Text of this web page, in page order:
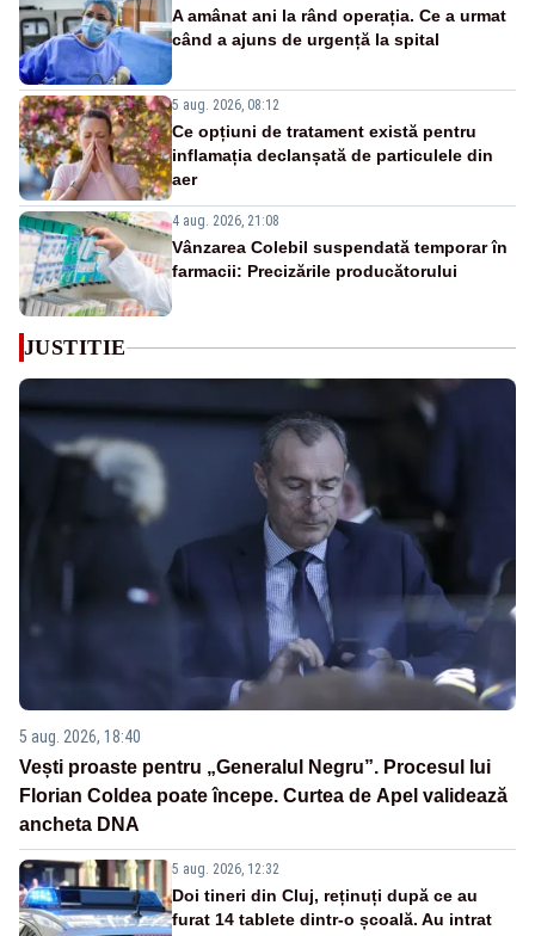
A amânat ani la rând operația. Ce a urmat
când a ajuns de urgență la spital
5 aug. 2026, 08:12
Ce opțiuni de tratament există pentru
inflamația declanșată de particulele din
aer
4 aug. 2026, 21:08
Vânzarea Colebil suspendată temporar în
farmacii: Precizările producătorului
JUSTITIE
5 aug. 2026, 18:40
Vești proaste pentru „Generalul Negru”. Procesul lui
Florian Coldea poate începe. Curtea de Apel validează
ancheta DNA
5 aug. 2026, 12:32
Doi tineri din Cluj, reținuți după ce au
furat 14 tablete dintr-o școală. Au intrat